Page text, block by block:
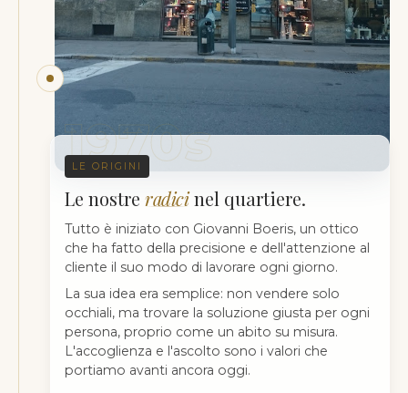
1970s
LE ORIGINI
Le nostre radicinel quartiere.
Tutto è iniziato con Giovanni Boeris, un ottico
che ha fatto della precisione e dell'attenzione al
cliente il suo modo di lavorare ogni giorno.
La sua idea era semplice: non vendere solo
occhiali, ma trovare la soluzione giusta per ogni
persona, proprio come un abito su misura.
L'accoglienza e l'ascolto sono i valori che
portiamo avanti ancora oggi.